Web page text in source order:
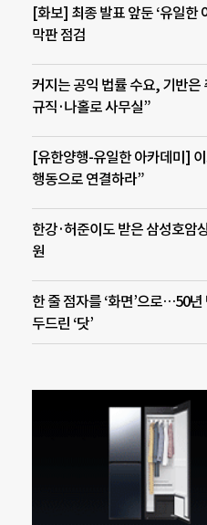
[화보] 최종 발표 앞둔 ‘유일한
막판 점검
커지는 공익 법률 수요, 기반
규직·나홀로 사무실”
[유한양행-유일한 아카데미]
행동으로 연결하라”
한강·허준이도 받은 삼성호암
원
한 줄 점자를 ‘화면’으로…50
두드린 ‘닷’